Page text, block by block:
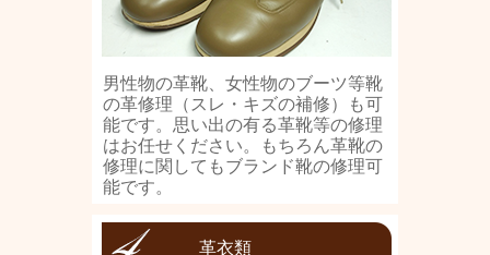
男性物の革靴、女性物のブーツ等靴
の革修理（スレ・キズの補修）も可
能です。思い出の有る革靴等の修理
はお任せください。もちろん革靴の
修理に関してもブランド靴の修理可
能です。
革衣類